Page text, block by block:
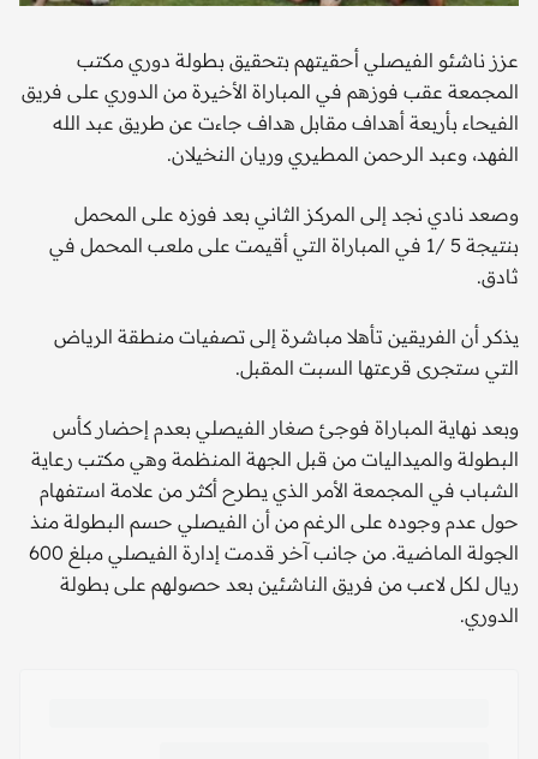
عزز ناشئو الفيصلي أحقيتهم بتحقيق بطولة دوري مكتب
المجمعة عقب فوزهم في المباراة الأخيرة من الدوري على فريق
الفيحاء بأربعة أهداف مقابل هداف جاءت عن طريق عبد الله
الفهد، وعبد الرحمن المطيري وريان النخيلان.
وصعد نادي نجد إلى المركز الثاني بعد فوزه على المحمل
بنتيجة 5 /1 في المباراة التي أقيمت على ملعب المحمل في
ثادق.
يذكر أن الفريقين تأهلا مباشرة إلى تصفيات منطقة الرياض
التي ستجرى قرعتها السبت المقبل.
وبعد نهاية المباراة فوجئ صغار الفيصلي بعدم إحضار كأس
البطولة والميداليات من قبل الجهة المنظمة وهي مكتب رعاية
الشباب في المجمعة الأمر الذي يطرح أكثر من علامة استفهام
حول عدم وجوده على الرغم من أن الفيصلي حسم البطولة منذ
الجولة الماضية. من جانب آخر قدمت إدارة الفيصلي مبلغ 600
ريال لكل لاعب من فريق الناشئين بعد حصولهم على بطولة
الدوري.